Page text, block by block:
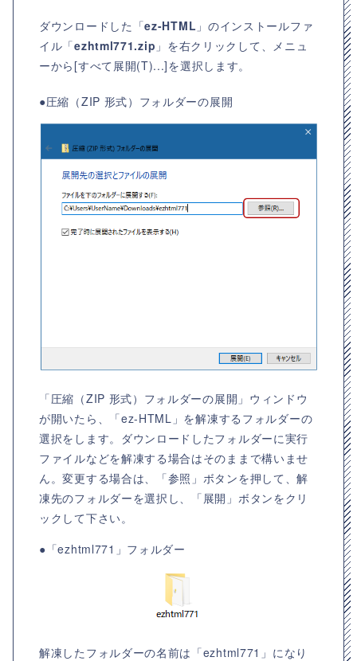
ダウンロードした「ez-HTML 」のインストールファ
イル「ezhtml771.zip 」を右クリックして、メニュ
ーから[すべて展開(T)...]を選択します。
●圧縮（ZIP 形式）フォルダーの展開
「圧縮（ZIP 形式）フォルダーの展開」ウィンドウ
が開いたら、「ez-HTML」を解凍するフォルダーの
選択をします。ダウンロードしたフォルダーに実行
ファイルなどを解凍する場合はそのままで構いませ
ん。変更する場合は、「参照」ボタンを押して、解
凍先のフォルダーを選択し、「展開」ボタンをクリ
ックして下さい。
●「ezhtml771」フォルダー
解凍したフォルダーの名前は「ezhtml771」になり